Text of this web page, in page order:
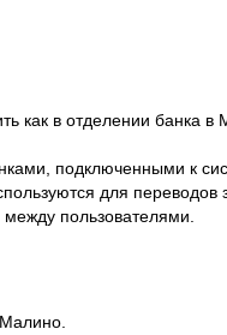
как в отделении банка
подключенными к
для переводов
пользователями.